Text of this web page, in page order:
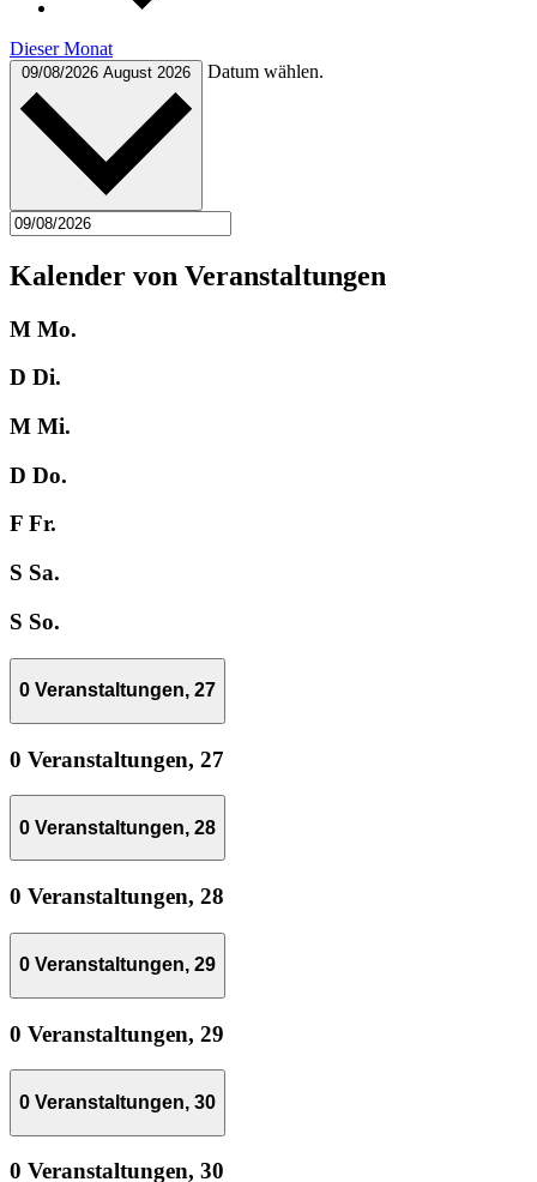
Dieser Monat
09/08/2026 August 2026 Datum wählen.
Kalender von Veranstaltungen
M Mo.
D Di.
M Mi.
D Do.
F Fr.
S Sa.
S So.
0 Veranstaltungen, 27
0 Veranstaltungen, 27
0 Veranstaltungen, 28
0 Veranstaltungen, 28
0 Veranstaltungen, 29
0 Veranstaltungen, 29
0 Veranstaltungen, 30
0 Veranstaltungen, 30